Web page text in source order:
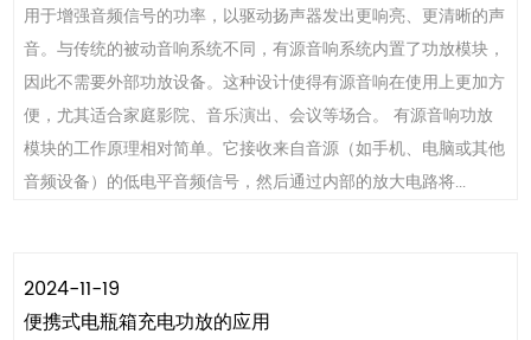
用于增强音频信号的功率，以驱动扬声器发出更响亮、更清晰的声
音。与传统的被动音响系统不同，有源音响系统内置了功放模块，
因此不需要外部功放设备。这种设计使得有源音响在使用上更加方
便，尤其适合家庭影院、音乐演出、会议等场合。 有源音响功放
模块的工作原理相对简单。它接收来自音源（如手机、电脑或其他
音频设备）的低电平音频信号，然后通过内部的放大电路将...
2024-11-19
便携式电瓶箱充电功放的应用